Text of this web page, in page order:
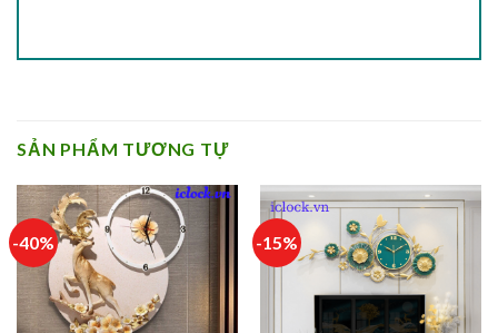
SẢN PHẨM TƯƠNG TỰ
-40% -15%